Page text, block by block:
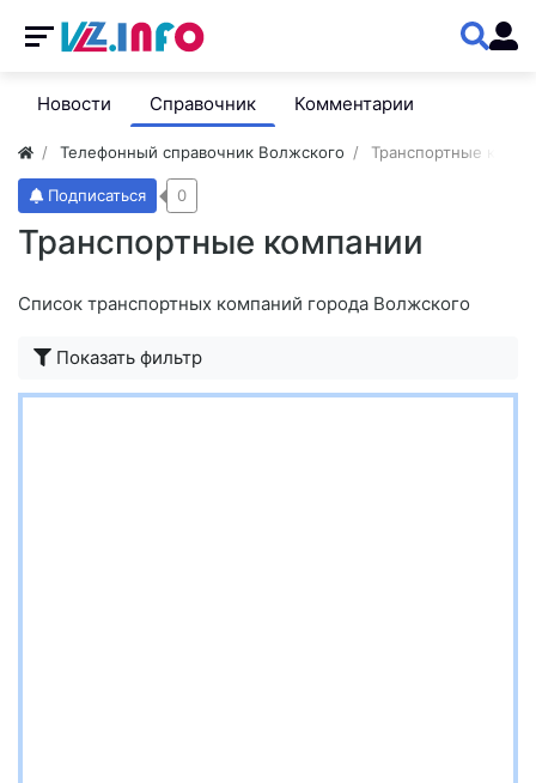
Новости Справочник Комментарии
Телефонный справочник Волжского Транспортные
Транспортные компании
Подписаться 0
Список транспортных компаний города Волжского
Показать фильтр